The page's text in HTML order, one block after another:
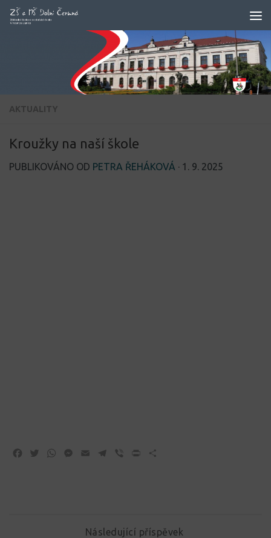
Skip to content
AKTUALITY
Kroužky na naší škole
PUBLIKOVÁNO OD PETRA ŘEHÁKOVÁ · 1. 9. 2025
Facebook
TwitterWhatsApp
Messenger
Email Telegram
Viber Print
Následující příspěvek